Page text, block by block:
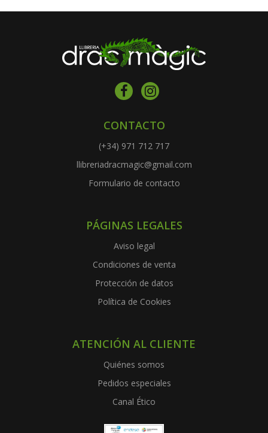
CONTACTO
(+34) 971 712 717
llibreriadracmagic@gmail.com
Formulario de contacto
PÁGINAS LEGALES
Aviso legal
Condiciones de venta
Protección de datos
Política de Cookies
ATENCIÓN AL CLIENTE
Quiénes somos
Pedidos especiales
Canal Ético